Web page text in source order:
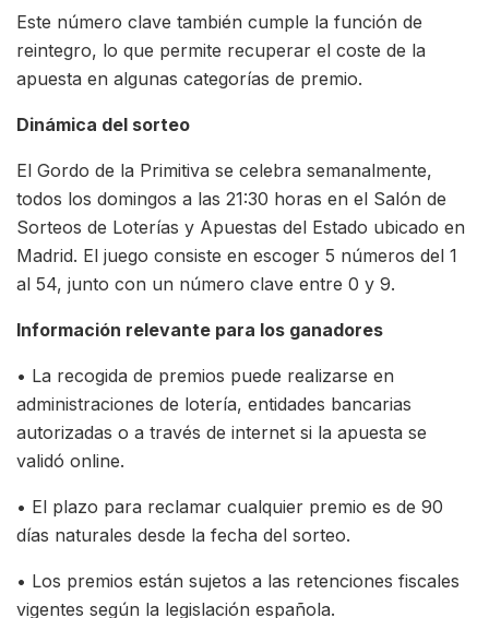
Este número clave también cumple la función de
reintegro, lo que permite recuperar el coste de la
apuesta en algunas categorías de premio.
Dinámica del sorteo
El Gordo de la Primitiva se celebra semanalmente,
todos los domingos a las 21:30 horas en el Salón de
Sorteos de Loterías y Apuestas del Estado ubicado en
Madrid. El juego consiste en escoger 5 números del 1
al 54, junto con un número clave entre 0 y 9.
Información relevante para los ganadores
• La recogida de premios puede realizarse en
administraciones de lotería, entidades bancarias
autorizadas o a través de internet si la apuesta se
validó online.
• El plazo para reclamar cualquier premio es de 90
días naturales desde la fecha del sorteo.
• Los premios están sujetos a las retenciones fiscales
vigentes según la legislación española.